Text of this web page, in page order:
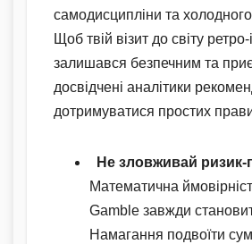
самодисципліни та
Щоб твій візит до світу ретро-
залишався безпечним та
досвідчені аналітики
дотримуватися простих
Не зловживай ризик-
Математична
Gamble завжди
Намагання подвоїти